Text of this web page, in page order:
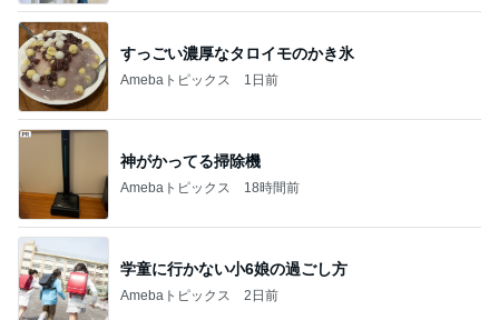
すっごい濃厚なタロイモのかき氷
Amebaトピックス 1日前
神がかってる掃除機
Amebaトピックス 18時間前
学童に行かない小6娘の過ごし方
Amebaトピックス 2日前